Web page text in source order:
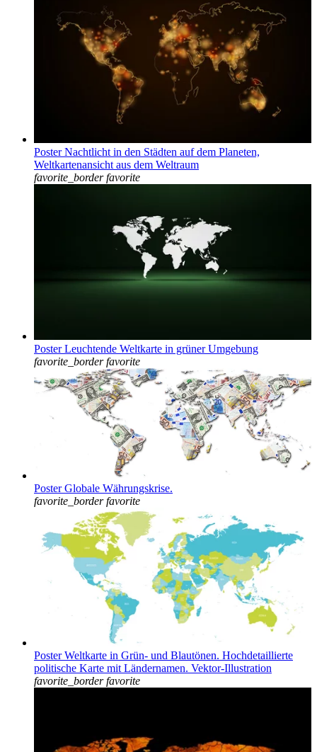
Poster Nachtlicht in den Städten auf dem Planeten,
Weltkartenansicht aus dem Weltraum
favorite_border favorite
Poster Leuchtende Weltkarte in grüner Umgebung
favorite_border favorite
Poster Globale Währungskrise.
favorite_border favorite
Poster Weltkarte in Grün- und Blautönen. Hochdetaillierte
politische Karte mit Ländernamen. Vektor-Illustration
favorite_border favorite